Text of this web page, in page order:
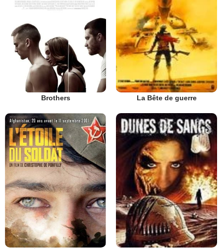
Brothers La Bête de guerre